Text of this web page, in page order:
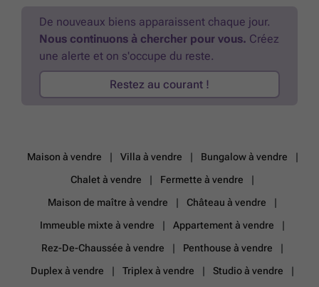
installation d’air conditionné, d’alarme ou d’ascenseur n’est présente
dans la demeure. L’emplacement calme de cette maison dans la
commune de Klerken garantit une qualité de vie paisible tout en
restant accessible. Proposée à la location pour un montant mensuel
de 925 €, cette résidence représente une opportunité intéressante
pour une famille recherchant un cadre spacieux et agréable en
Flandre occidentale. Nous vous invitons à prendre contact rapidement
De nouveaux biens apparaissent chaque jour.
Nous continuons à chercher pour vous. Créez
une alerte et on s'occupe du reste.
Restez au courant !
Maison à vendre Villa à vendre
Bungalow à vendre
Chalet à vendre
Fermette à vendre
Maison de maître à vendre
Château à vendre
Immeuble mixte à vendre
Appartement à vendre
Rez-De-Chaussée à vendre
Penthouse à vendre
Duplex à vendre
Triplex à vendre
Studio à vendre